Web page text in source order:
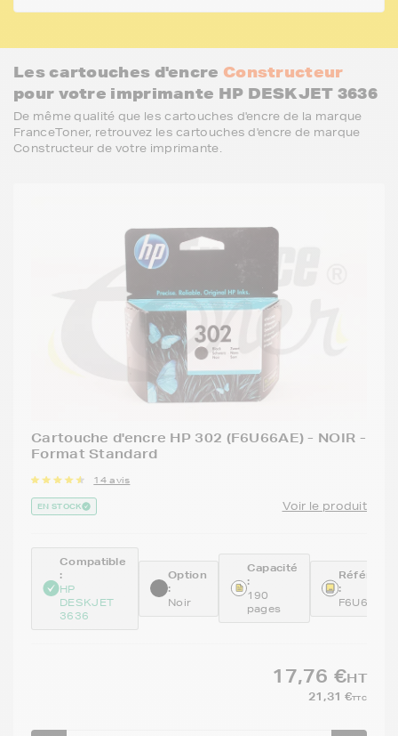
Les cartouches d'encre Constructeur
pour votre imprimante HP DESKJET 3636
De même qualité que les cartouches d'encre de la marque
FranceToner, retrouvez les cartouches d'encre de marque
Constructeur de votre imprimante.
Cartouche d'encre HP 302 (F6U66AE) - NOIR -
Format Standard
14 avis
EN STOCK Voir le produit
Compatible
:
HP
DESKJET
3636
Option
:
Noir
Capacité
:
190
pages
:
F6U66AE
17,76 €HT
21,31 €TTC